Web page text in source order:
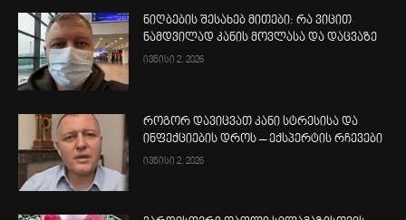
ნიღბების შესახებ მითები: რა ვიცით
ნამდვილად კანის მოვლასა და დაცვაზე
ივნისი 2, 2026
როგორ დავიცვათ კანი სტრესისა და
ინფექციების დროს – ექსპერტის რჩევები
ივნისი 2, 2026